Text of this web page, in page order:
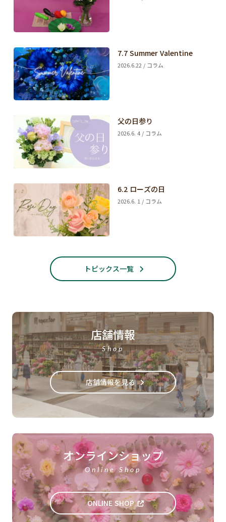
7.7 Summer Valentine
2026.6.22 / コラム
父の日参り
2026.6. 4 / コラム
6.2 ローズの日
2026.6. 1 / コラム
トピックス一覧
店舗情報
Shop
店舗情報を見る
オンラインショップ
Online Shop
ONLINE SHOP